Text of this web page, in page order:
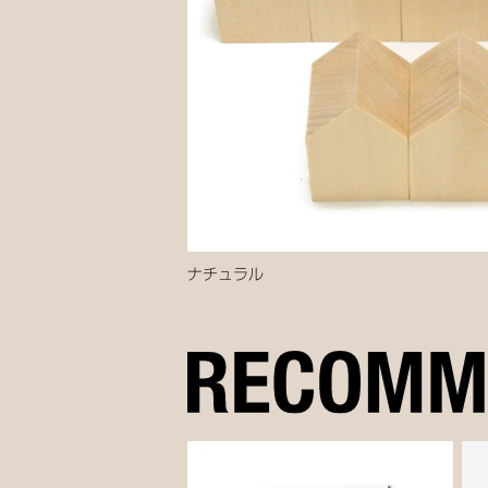
ナチュラル